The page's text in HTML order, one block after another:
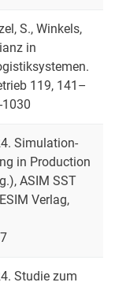
S., Winkels,
in
119, 141–
Simulation-
in Production
ASIM SST
Verlag,
Studie zum